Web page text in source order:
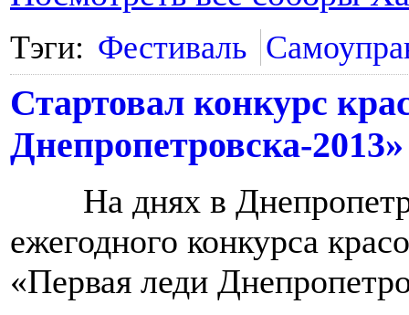
Тэги: Фестиваль
Стартовал конкурс
Днепропетровска-2013»
На днях в
ежегодного конкурса
«Первая леди